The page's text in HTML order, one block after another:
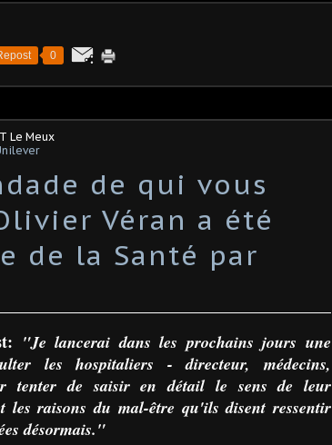
0
Le Meux
de qui vous
Véran a été
de la Santé par
"Je lancerai dans les prochains jours une
les hospitaliers - directeur, médecins,
tenter de saisir en détail le sens de leur
les raisons du mal-être qu'ils disent ressentir
désormais."